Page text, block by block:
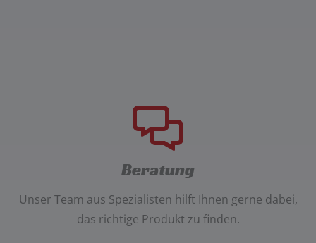
Beratung
Unser Team aus Spezialisten hilft Ihnen gerne dabei,
das richtige Produkt zu finden.